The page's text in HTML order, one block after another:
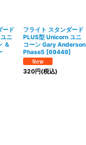
ード
ニ
＆
フライト スタンダード
PLUS型 Unicorn ユニ
コーン Gary Anderson
Phase5 [69449]
320円(税込)